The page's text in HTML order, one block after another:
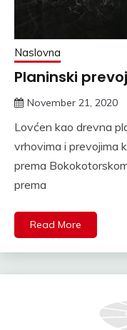
Naslovna
Planinski
November 21, 2020
Lovćen kao drevna
vrhovima i prevojima
prema
prema
Read More